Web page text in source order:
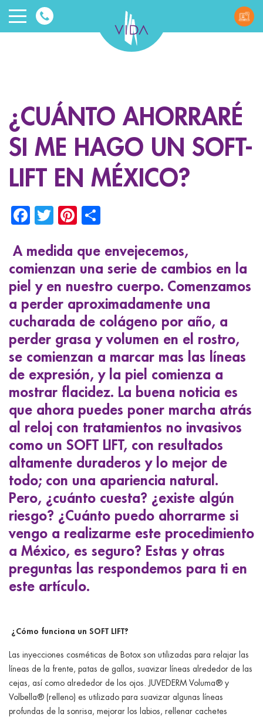
VIDA
and
Beauty
menu
menu
menu
menu
menu
menu
¿CUÁNTO AHORRARÉ
SI ME HAGO UN SOFT-
LIFT EN MÉXICO?
Facebook
TwitterPinterest
A medida que envejecemos,
comienzan una serie de cambios en la
piel y en nuestro cuerpo. Comenzamos
a perder aproximadamente una
cucharada de colágeno por año, a
perder grasa y volumen en el rostro,
se comienzan a marcar mas las líneas
de expresión, y la piel comienza a
mostrar flacidez. La buena noticia es
que ahora puedes poner marcha atrás
al reloj con tratamientos no invasivos
como un SOFT LIFT, con resultados
altamente duraderos y lo mejor de
todo; con una apariencia natural.
Pero, ¿cuánto cuesta? ¿existe algún
riesgo? ¿Cuánto puedo ahorrarme si
vengo a realizarme este procedimiento
a México, es seguro? Estas y otras
preguntas las respondemos para ti en
este artículo.
¿Cómo funciona un SOFT LIFT?
Las inyecciones cosméticas de Botox son utilizadas para relajar las
líneas de la frente, patas de gallos, suavizar líneas alrededor de las
cejas, así como alrededor de los ojos. JUVEDERM Voluma® y
Volbella® (relleno) es utilizado para suavizar algunas líneas
profundas de la sonrisa, mejorar los labios, rellenar cachetes